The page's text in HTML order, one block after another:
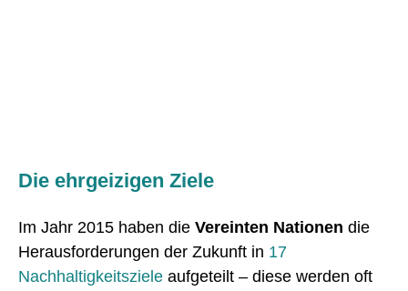
Die ehrgeizigen Ziele
Im Jahr 2015 haben die Vereinten Nationen die
Herausforderungen der Zukunft in 17
Nachhaltigkeitsziele aufgeteilt – diese werden oft